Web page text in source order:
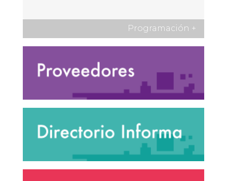
Programación +